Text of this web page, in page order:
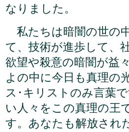
なりました。
私たちは暗闇の世の
て、技術が進歩して、
欲望や殺意の暗闇が益
よの中に今日も真理の
ス･キリストのみ言葉
い人々をこの真理の王
す。あなたも解放され